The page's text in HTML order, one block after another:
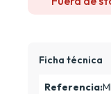
Ficha técnica
Referencia: